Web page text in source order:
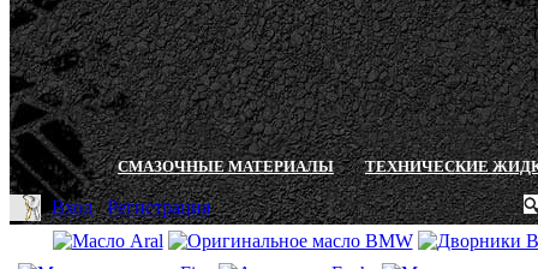
СМАЗОЧНЫЕ МАТЕРИАЛЫ ТЕХНИЧЕСКИЕ
Вход/Регистрация